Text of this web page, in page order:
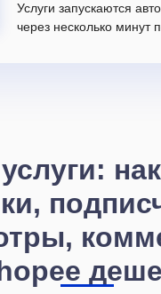
Услуги запускаются
через несколько минут